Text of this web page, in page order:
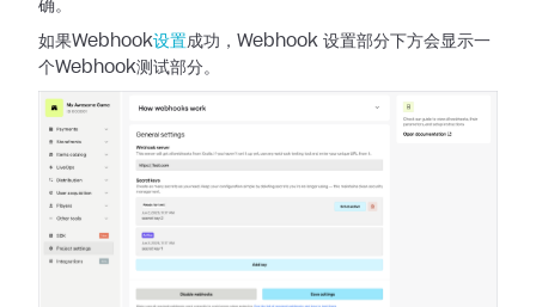
确。
如果Webhook设置成功，Webhook 设置部分下方会显示一
个Webhook测试部分。